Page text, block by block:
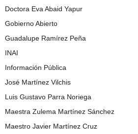
Doctora Eva Abaid Yapur
Gobierno Abierto
Guadalupe Ramírez Peña
INAI
Información Pública
José Martínez Vilchis
Luis Gustavo Parra Noriega
Maestra Zulema Martínez Sánchez
Maestro Javier Martínez Cruz